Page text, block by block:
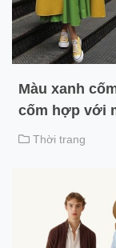
Màu xanh
cốm hợp với
Thời trang